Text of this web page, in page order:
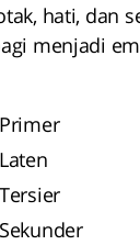
hati, dan
menjadi